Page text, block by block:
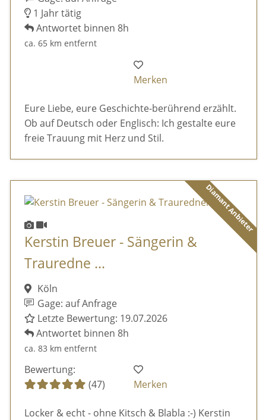
1 Jahr tätig
Antwortet binnen 8h
ca. 65 km entfernt
Merken
Eure Liebe, eure Geschichte-berührend erzählt.
Ob auf Deutsch oder Englisch: Ich gestalte eure
freie Trauung mit Herz und Stil.
Diamant Anbieter
Kerstin Breuer - Sängerin &
Trauredne ...
Köln
Gage: auf Anfrage
Letzte Bewertung: 19.07.2026
Antwortet binnen 8h
ca. 83 km entfernt
Bewertung:
(47)
Merken
Locker & echt - ohne Kitsch & Blabla :-) Kerstin